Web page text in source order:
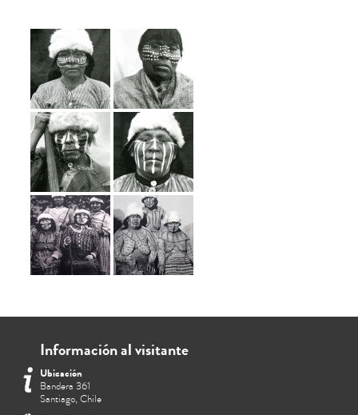
Información al visitante
Ubicación
Bandera 361
Santiago, Chile